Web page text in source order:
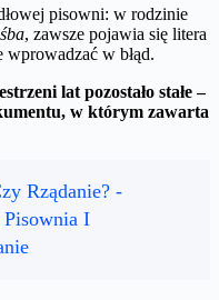
pisowni: w rodzinie
, zawsze pojawia się litera
wprowadzać w błąd.
lat pozostało stałe –
w którym zawarta
Rządanie? -
Pisownia I